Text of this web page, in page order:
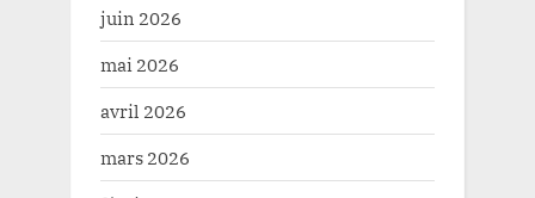
juin 2026
mai 2026
avril 2026
mars 2026